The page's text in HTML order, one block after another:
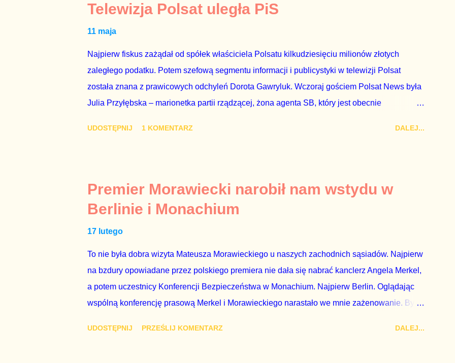
Telewizja Polsat uległa PiS
11 maja
Najpierw fiskus zażądał od spółek właściciela Polsatu kilkudziesięciu milionów złotych
zaległego podatku. Potem szefową segmentu informacji i publicystyki w telewizji Polsat
została znana z prawicowych odchyleń Dorota Gawryluk. Wczoraj gościem Polsat News była
Julia Przyłębska – marionetka partii rządzącej, żona agenta SB, który jest obecnie
z TVP i TVN nie dorastają do pięt. Smutne, że znowu dał się złamać partii Jarosława
Kaczyńskiego. Znowu, bo w 2007 roku też tak się stało. Na kilka tygodni przed
przedterminowymi wyborami parlamentarnymi do biur Solorza politycy PiS wysłali Agencję
Bezpieczeństwa Wewnętrznego, a kilka dni później...
UDOSTĘPNIJ 1 KOMENTARZ DALEJ...
Premier Morawiecki narobił nam wstydu w
Berlinie i Monachium
17 lutego
To nie była dobra wizyta Mateusza Morawieckiego u naszych zachodnich sąsiadów. Najpierw
na bzdury opowiadane przez polskiego premiera nie dała się nabrać kanclerz Angela Merkel,
a potem uczestnicy Konferencji Bezpieczeństwa w Monachium. Najpierw Berlin. Oglądając
wspólną konferencję prasową Merkel i Morawieckiego narastało we mnie zażenowanie. Było
UDOSTĘPNIJ PRZEŚLIJ KOMENTARZ DALEJ...